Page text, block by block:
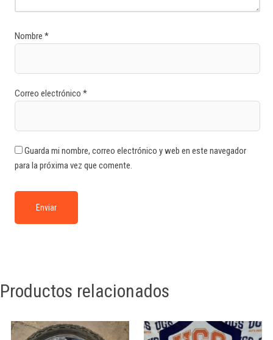
Nombre *
Correo electrónico *
Guarda mi nombre, correo electrónico y web en este navegador
para la próxima vez que comente.
Productos relacionados